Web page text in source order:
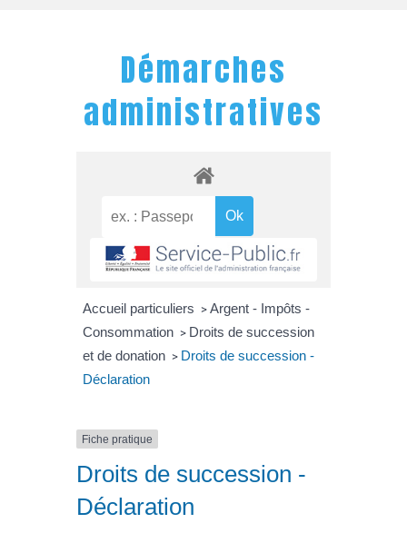
Démarches
administratives
Accueil particuliers > Argent - Impôts -
Consommation > Droits de succession
et de donation > Droits de succession -
Déclaration
Fiche pratique
Droits de succession -
Déclaration